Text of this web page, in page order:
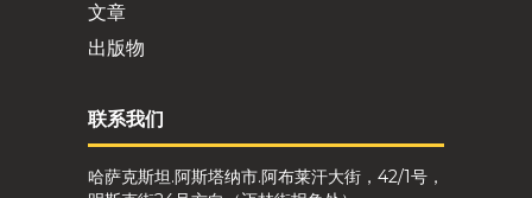
文章
出版物
联系我们
哈萨克斯坦.阿斯塔纳市.阿布莱汗大街，42/1号，